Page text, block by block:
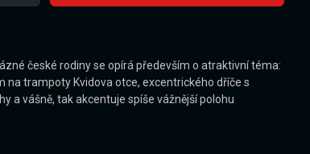
české rodiny se opírá především o atraktivní téma:
na trampoty Kvidova otce, excentrického dříče s
a vášně, tak akcentuje spíše vážnější polohu